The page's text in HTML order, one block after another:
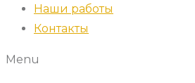
Наши работы
Контакты
Menu